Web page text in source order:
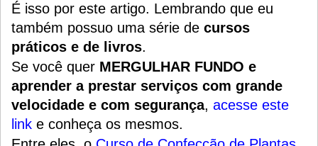
É isso por este artigo. Lembrando que eu
também possuo uma série de cursos
práticos e de livros.
Se você quer MERGULHAR FUNDO e
aprender a prestar serviços com grande
velocidade e com segurança, acesse este
link e conheça os mesmos.